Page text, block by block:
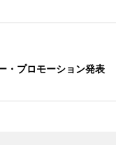
・プロモーション発表